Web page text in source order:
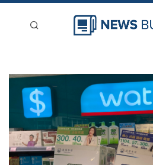
新聞稿分類
登入
刊登